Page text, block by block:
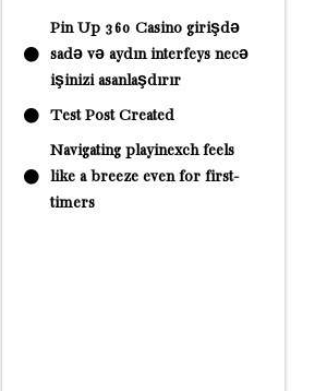
Pin Up 360 Casino girişdə
sadə və aydın interfeys necə
işinizi asanlaşdırır
Test Post Created
Navigating playinexch feels
like a breeze even for first-
timers